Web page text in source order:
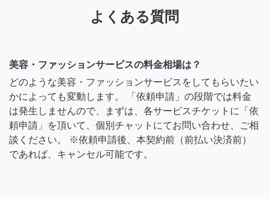
よくある質問
美容・ファッションサービスの料金相場は？
どのような美容・ファッションサービスをしてもらいたい
かによっても変動します。 「依頼申請」の段階では料金
は発生しませんので、まずは、各サービスチケットに「依
頼申請」を頂いて、個別チャットにてお問い合わせ、ご相
談ください。 ※依頼申請後、本契約前（前払い決済前）
であれば、キャンセル可能です。